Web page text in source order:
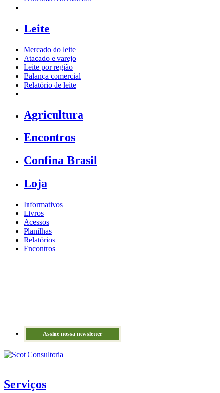
Leite
Mercado do leite
Atacado e varejo
Leite por região
Balança comercial
Relatório de leite
Agricultura
Encontros
Confina Brasil
Loja
Informativos
Livros
Acessos
Planilhas
Relatórios
Encontros
Assine nossa newsletter
Serviços